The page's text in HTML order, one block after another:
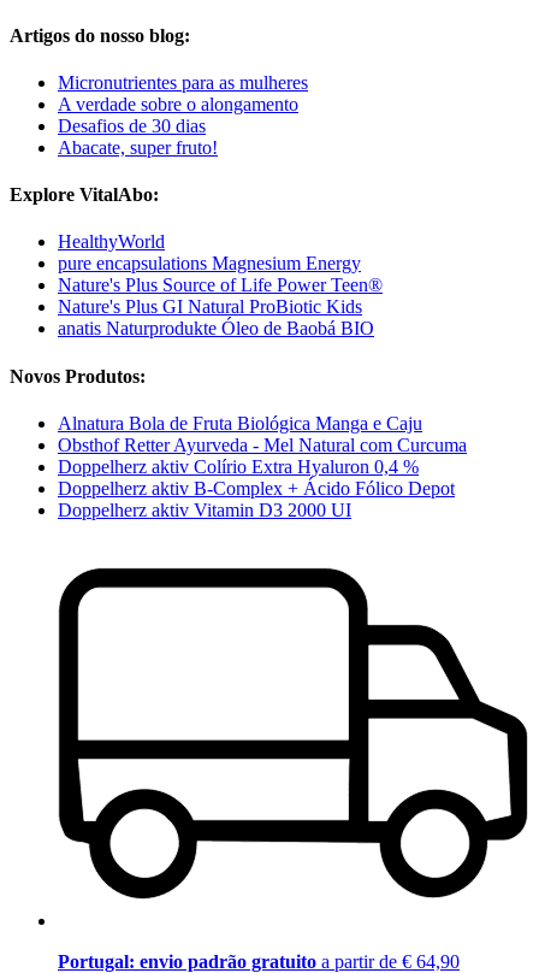
Artigos do nosso blog:
Micronutrientes para as mulheres
A verdade sobre o alongamento
Desafios de 30 dias
Abacate, super fruto!
Explore VitalAbo:
HealthyWorld
pure encapsulations Magnesium Energy
Nature's Plus Source of Life Power Teen®
Nature's Plus GI Natural ProBiotic Kids
anatis Naturprodukte Óleo de Baobá BIO
Novos Produtos:
Alnatura Bola de Fruta Biológica Manga e Caju
Obsthof Retter Ayurveda - Mel Natural com Curcuma
Doppelherz aktiv Colírio Extra Hyaluron 0,4 %
Doppelherz aktiv B-Complex + Ácido Fólico Depot
Doppelherz aktiv Vitamin D3 2000 UI
Portugal: envio padrão gratuito a partir de € 64,90